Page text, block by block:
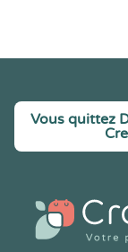
Vous quittez